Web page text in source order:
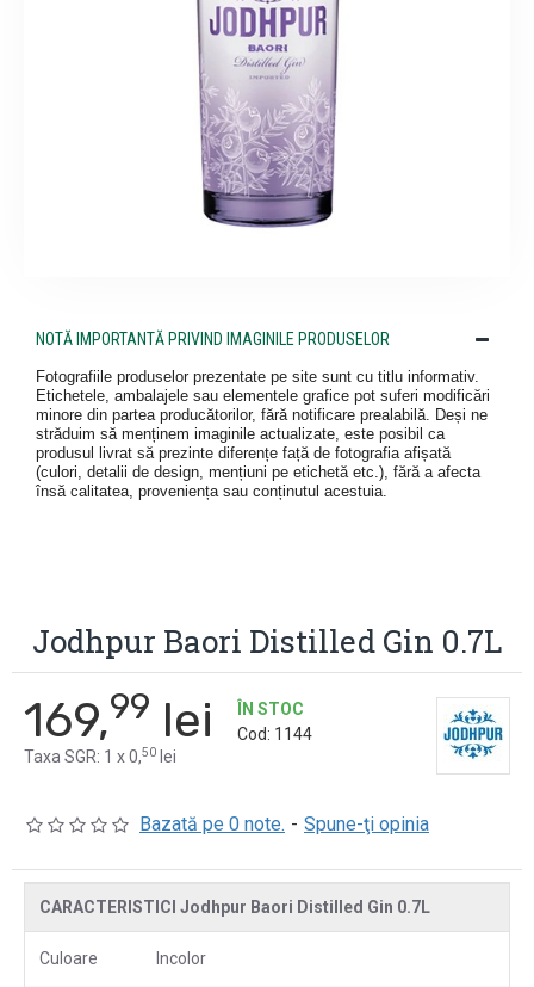
NOTĂ IMPORTANTĂ PRIVIND IMAGINILE PRODUSELOR
Fotografiile produselor prezentate pe site sunt cu titlu informativ.
Etichetele, ambalajele sau elementele grafice pot suferi modificări
minore din partea producătorilor, fără notificare prealabilă. Deși ne
străduim să menținem imaginile actualizate, este posibil ca
produsul livrat să prezinte diferențe față de fotografia afișată
(culori, detalii de design, mențiuni pe etichetă etc.), fără a afecta
însă calitatea, proveniența sau conținutul acestuia.
Jodhpur Baori Distilled Gin 0.7L
Bazată pe 0 note. - Spune-ţi opinia
169,99 lei
Taxa SGR: 1 x 0,50 lei
ÎN STOC
Cod: 1144
CARACTERISTICI Jodhpur Baori Distilled Gin 0.7L
Culoare Incolor